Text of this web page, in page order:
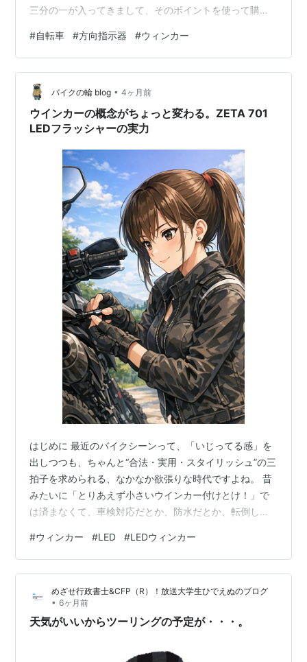
三分の一が入ってきまして、そのポイントを使って購入
た。やったね！ ポイントが入って即日、楽天市場で購入
しました。 アフィリエイトリンク↓ 自転車テールライト
2個 自転車 ウインカーライト 自転車 方向指示器 5点灯モ
ード ターンシグナル機能 オートライト バイク テールラ
ンプ サイクリングの安全警価格: 2730 円楽天で詳細を見
る 通常…
#自転車 #方向指示器 #ウィンカー
バイクの輪 blog • 4ヶ月前
ウインカーの概念がちょっと変わる。ZETA 701
LEDフラッシャーの実力
はじめに 最近のバイクシーンって、「いじってる感」を
出しつつも、ちゃんと“合法・実用・スタイリッシュ”の三
拍子を求められる、なかなか欲張りな時代ですよね。 昔
みたいに「とりあえず小さいウインカー付けとけ！」で
は済まなくて、車検対応だとか、防水だとか、転倒して
な空気の中で、ひょいっと現れたのがZETAの「701 LED
フラッシャー」。 全長約34mmという極小ボディに、ア
ルミボディ、Eマーク取得、IP66の防塵防水、そしてしっ
かり明るいLEDという、今どきライダーの“ワガママ仕
様”をぎゅっと詰め込んだようなウインカーです。 「ウイ
ンカーなんて点…
#ウィンカー #LED #LEDウィンカー
めざせ行政書士&CFP（R）！放送大学生ひでえぬのブログ
• 6ヶ月前
天気がいいからツーリングの予定が・・・。